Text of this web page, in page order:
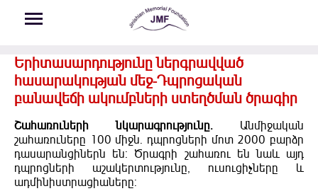
Երիտասարդությունը ներգրավված
հասարակության մեջ-Դպրոցական
բանավեճի ակումբների ստեղծման ծրագիր
Շահառուների նկարագրությունը.Անմիջական
շահառուները 100 միջն. դպրոցների մոտ 2000 բարձր
դասարանցիներն են: Ծրագրի շահառու են նաև այդ
դպրոցների աշակերտությունը, ուսուցիչները և
ադմինիստրացիաները: